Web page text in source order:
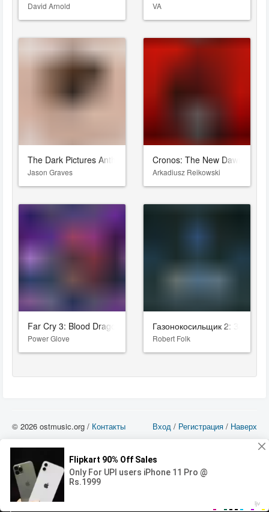
Error loading media: File could not be played 00:00
David Arnold VA
The Dark Pictures Anthology: House of Ashes
Jason Graves
Cronos: The New Dawn
Arkadiusz Reikowski
Far Cry 3: Blood Dragon
Power Glove
Газонокосильщик 2: За
Robert Folk
Вход / Регистрация / Наверх
© 2026 ostmusic.org / Контакты
можете использовать такие материалы только в том в случае, если
использование производится с ознакомительными целями - для прочих целей
вы должны приобрести лицензионную запись.